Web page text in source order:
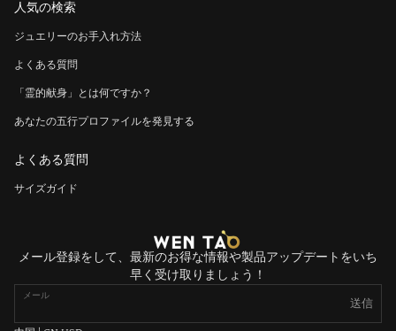
人気の検索
ジュエリーのお手入れ方法
よくある質問
「霊的献身」とは何ですか？
あなたの五行プロファイルを発見する
よくある質問
サイズガイド
メール登録をして、最新のお得な情報や製品アップデートをいち
早く受け取りましょう！
メール
送信